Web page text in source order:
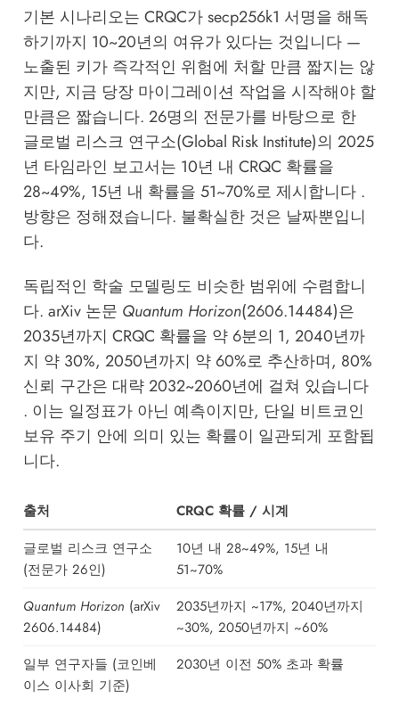
기본 시나리오는 CRQC가 secp256k1 서명을 해독
하기까지 10~20년의 여유가 있다는 것입니다 —
노출된 키가 즉각적인 위험에 처할 만큼 짧지는 않
지만, 지금 당장 마이그레이션 작업을 시작해야 할
만큼은 짧습니다. 26명의 전문가를 바탕으로 한
글로벌 리스크 연구소(Global Risk Institute)의 2025
년 타임라인 보고서는 10년 내 CRQC 확률을
28~49%, 15년 내 확률을 51~70%로 제시합니다 .
방향은 정해졌습니다. 불확실한 것은 날짜뿐입니
다.
독립적인 학술 모델링도 비슷한 범위에 수렴합니
다. arXiv 논문 Quantum Horizon(2606.14484)은
2035년까지 CRQC 확률을 약 6분의 1, 2040년까
지 약 30%, 2050년까지 약 60%로 추산하며, 80%
신뢰 구간은 대략 2032~2060년에 걸쳐 있습니다
. 이는 일정표가 아닌 예측이지만, 단일 비트코인
보유 주기 안에 의미 있는 확률이 일관되게 포함됩
니다.
출처
CRQC 확률 / 시계
글로벌 리스크 연구소
(전문가 26인)
10년 내 28~49%, 15년 내
51~70%
Quantum Horizon (arXiv
2606.14484)
2035년까지 ~17%, 2040년까지
~30%, 2050년까지 ~60%
일부 연구자들 (코인베
이스 이사회 기준)
2030년 이전 50% 초과 확률